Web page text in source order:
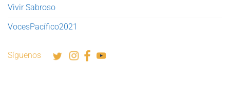
Vivir Sabroso
VocesPacífico2021
Síguenos